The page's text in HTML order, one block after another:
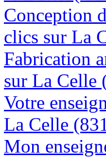
Conception
clics sur La
Fabrication
sur La Celle
Votre
La Celle
Mon